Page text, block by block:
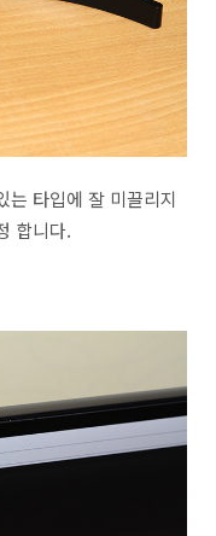
는 타입에 잘 미끌리지
합니다.